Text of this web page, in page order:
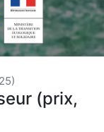
(prix,